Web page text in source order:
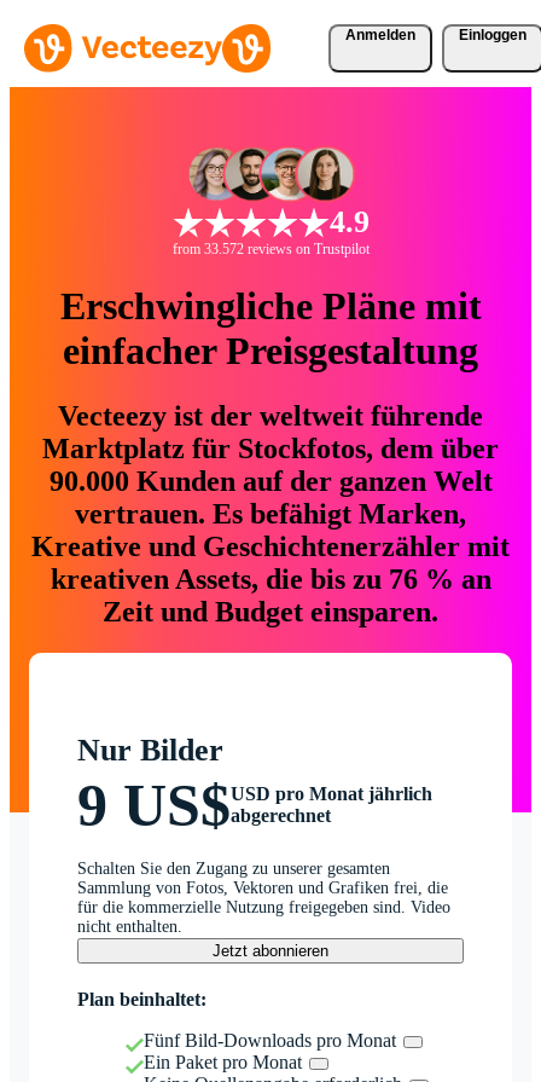
Anmelden Einloggen
4.9
from 33.572 reviews on Trustpilot
Erschwingliche Pläne mit
einfacher Preisgestaltung
Vecteezy ist der weltweit führende
Marktplatz für Stockfotos, dem über
90.000 Kunden auf der ganzen Welt
vertrauen. Es befähigt Marken,
Kreative und Geschichtenerzähler mit
kreativen Assets, die bis zu 76 % an
Zeit und Budget einsparen.
Nur Bilder
9 US$USD pro Monat jährlich
abgerechnet
Schalten Sie den Zugang zu unserer gesamten
Sammlung von Fotos, Vektoren und Grafiken frei, die
für die kommerzielle Nutzung freigegeben sind. Video
nicht enthalten.
Jetzt abonnieren
Plan beinhaltet:
Fünf Bild-Downloads pro Monat
Ein Paket pro Monat